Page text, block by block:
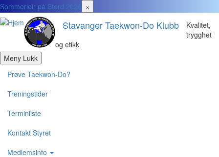
Hopp
til
hovedinnhold
Sommerleir på Stord 2026 ×
Stavanger Taekwon-Do Klubb
Kvalitet,
trygghet
og etikk
Meny Lukk
Domain
menus
active
domain
menu
Prøve Taekwon-Do?
Treningstider
Terminliste
Kontakt Styret
Medlemsinfo